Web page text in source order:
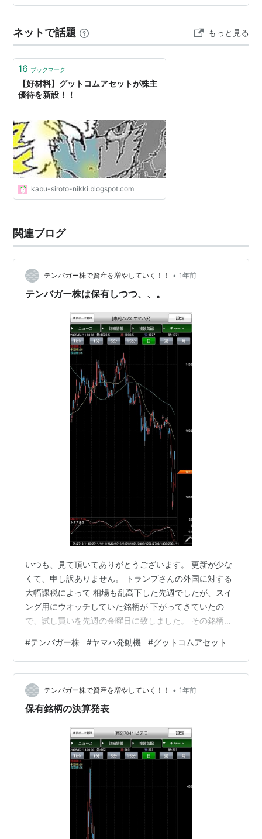
来週辺りに利確するか ちょっと、チャートを見て、判断
算…
ネットで話題 もっと見る
16 ブックマーク
【好材料】グットコムアセットが株主
優待を新設！！
kabu-siroto-nikki.blogspot.com
関連ブログ
テンバガー株で資産を増やしていく！！ • 1年前
テンバガー株は保有しつつ、、。
いつも、見て頂いてありがとうございます。 更新が少な
くて、申し訳ありません。 トランプさんの外国に対する
大幅課税によって 相場も乱高下した先週でしたが、スイ
ング用にウオッチしていた銘柄が 下がってきていたの
で、試し買いを先週の金曜日に致しました。 その銘柄
ンスアイをちょっとの利益で全部売却していて 現金化し
ていましたので、いつでも下落OKの状態でした。 トラン
プ課税ショック？？で下落した先週に、100株だけ買いま
した。 もう一段下落を予想していたのでもう数100株買
う気で 指値を入れていましたが、むしろ上がってきてい
#テンバガー株 #ヤマハ発動機 #グットコムアセット
テンバガー株で資産を増やしていく！！ • 1年前
保有銘柄の決算発表